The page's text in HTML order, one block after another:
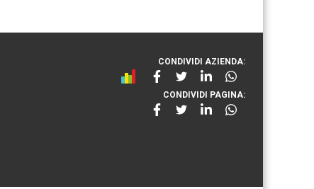
CONDIVIDI AZIENDA:
CONDIVIDI PAGINA: